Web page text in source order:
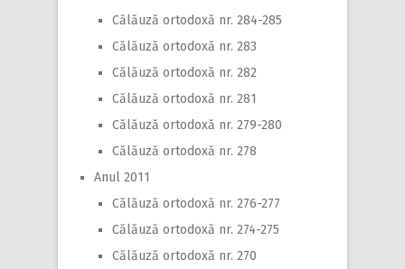
Călăuză ortodoxă nr. 284-285
Călăuză ortodoxă nr. 283
Călăuză ortodoxă nr. 282
Călăuză ortodoxă nr. 281
Călăuză ortodoxă nr. 279-280
Călăuză ortodoxă nr. 278
Anul 2011
Călăuză ortodoxă nr. 276-277
Călăuză ortodoxă nr. 274-275
Călăuză ortodoxă nr. 270